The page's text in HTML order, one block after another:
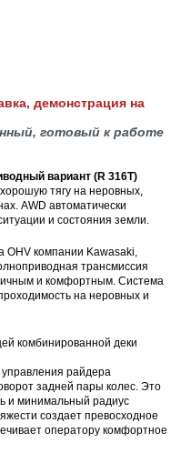
демонстрация на
готовый к работе
вариант (R 316T)
тягу на неровных,
AWD автоматически
и состояния земли.
OHV компании Kawasaki,
трансмиссия
и комфортным. Система
на неровных и
комбинированной деки
райдера
задней пары колес. Это
и минимальный радиус
создает превосходное
оператору комфортное